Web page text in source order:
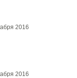
2016
2016